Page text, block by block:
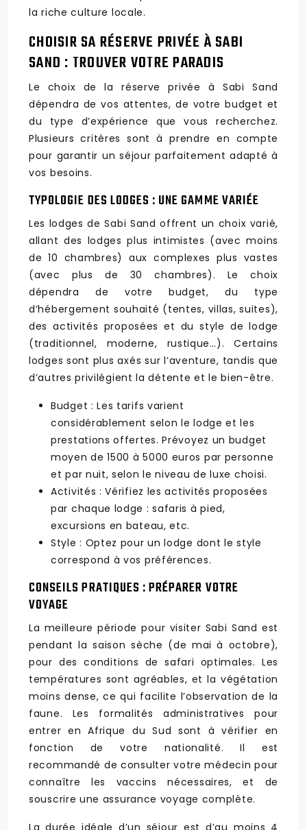
la riche culture locale.
CHOISIR SA RÉSERVE PRIVÉE À SABI
SAND : TROUVER VOTRE PARADIS
Le choix de la réserve privée à Sabi Sand
dépendra de vos attentes, de votre budget et
du type d’expérience que vous recherchez.
Plusieurs critères sont à prendre en compte
pour garantir un séjour parfaitement adapté à
vos besoins.
TYPOLOGIE DES LODGES : UNE GAMME VARIÉE
Les lodges de Sabi Sand offrent un choix varié,
allant des lodges plus intimistes (avec moins
de 10 chambres) aux complexes plus vastes
(avec plus de 30 chambres). Le choix
dépendra de votre budget, du type
d’hébergement souhaité (tentes, villas, suites),
des activités proposées et du style de lodge
(traditionnel, moderne, rustique…). Certains
lodges sont plus axés sur l’aventure, tandis que
d’autres privilégient la détente et le bien-être.
Budget : Les tarifs varient
considérablement selon le lodge et les
prestations offertes. Prévoyez un budget
moyen de 1500 à 5000 euros par personne
et par nuit, selon le niveau de luxe choisi.
Activités : Vérifiez les activités proposées
par chaque lodge : safaris à pied,
excursions en bateau, etc.
Style : Optez pour un lodge dont le style
correspond à vos préférences.
CONSEILS PRATIQUES : PRÉPARER VOTRE
VOYAGE
La meilleure période pour visiter Sabi Sand est
pendant la saison sèche (de mai à octobre),
pour des conditions de safari optimales. Les
températures sont agréables, et la végétation
moins dense, ce qui facilite l’observation de la
faune. Les formalités administratives pour
entrer en Afrique du Sud sont à vérifier en
fonction de votre nationalité. Il est
recommandé de consulter votre médecin pour
connaître les vaccins nécessaires, et de
souscrire une assurance voyage complète.
La durée idéale d’un séjour est d’au moins 4